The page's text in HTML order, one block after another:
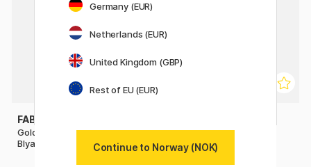
FABER-CASTELL
Goldfaber 1221 Graphite
Blyantpenn
Pencil Castell 9000 6-set
Germany (EUR)
Netherlands (EUR)
United Kingdom (GBP)
Rest of EU (EUR)
Continue to Norway (NOK)